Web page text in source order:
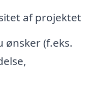
af projektet
ønsker (f.eks.